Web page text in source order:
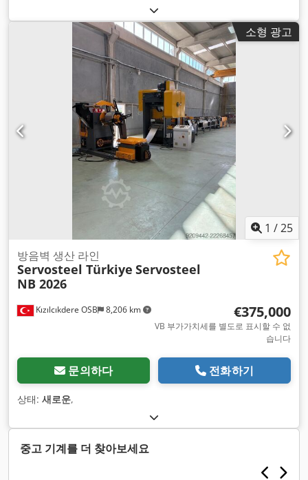
소형 광고
1 /25
Kızılcıkdere OSB 8,206 km
방음벽 생산 라인
Servosteel Türkiye Servosteel
NB 2026
€375,000
VB 부가가치세를 별도로 표시할 수 없
습니다
문의하다 전화하기
상태: 새로운,
중고 기계를 더 찾아보세요